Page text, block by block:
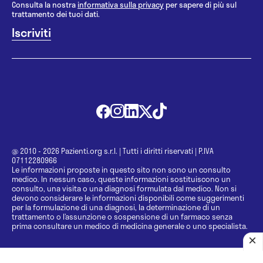
Consulta la nostrainformativa sulla privacy per sapere di più sul
trattamento dei tuoi dati.
@ 2010 - 2026 Pazienti.org s.r.l. | Tutti i diritti riservati | P.IVA
07112280966
Le informazioni proposte in questo sito non sono un consulto
medico. In nessun caso, queste informazioni sostituiscono un
consulto, una visita o una diagnosi formulata dal medico. Non si
devono considerare le informazioni disponibili come suggerimenti
per la formulazione di una diagnosi, la determinazione di un
trattamento o l’assunzione o sospensione di un farmaco senza
prima consultare un medico di medicina generale o uno specialista.